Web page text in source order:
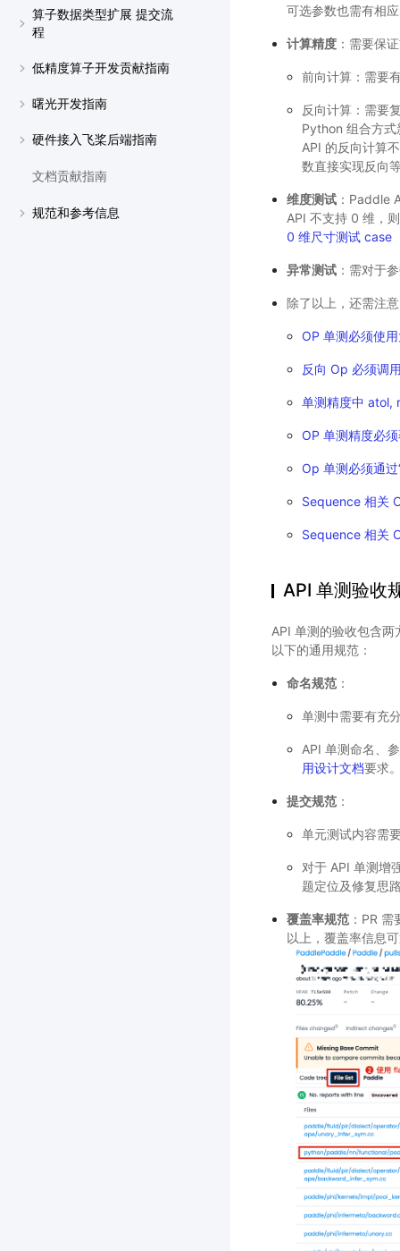
算子数据类型扩展 提交流
程
低精度算子开发贡献指南
曙光开发指南
硬件接入飞桨后端指南
文档贡献指南
规范和参考信息
可选参数也需有相
计算精度：需要保
前向计算：需要
反向计算：需要
Python 组合方式
API 的反向计算
数直接实现反向
维度测试：Paddle
API 不支持 0 维，
0 维尺寸测试 case
异常测试：需对于
除了以上，还需注
OP 单测必须使
反向 Op 必须调
单测精度中 atol,
OP 单测精度必
Op 单测必须通
Sequence 相关
Sequence 相关
API 单测验收
API 单测的验收包含
以下的通用规范：
命名规范：
单测中需要有充
API 单测命名、
用设计文档要求
提交规范：
单元测试内容需
对于 API 单测增
题定位及修复思
覆盖率规范：PR 需
以上，覆盖率信息